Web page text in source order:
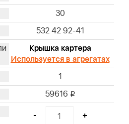
30
532 42 92-41
Крышка картера
Используется в агрегатах
1
59616 i
- +